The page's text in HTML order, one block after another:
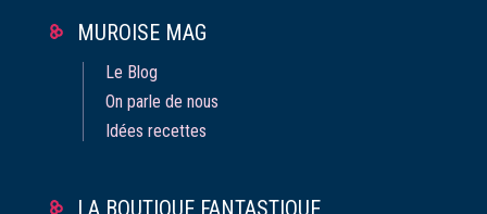
MUROISE MAG
Le Blog
On parle de nous
Idées recettes
LA BOUTIQUE FANTASTIQUE